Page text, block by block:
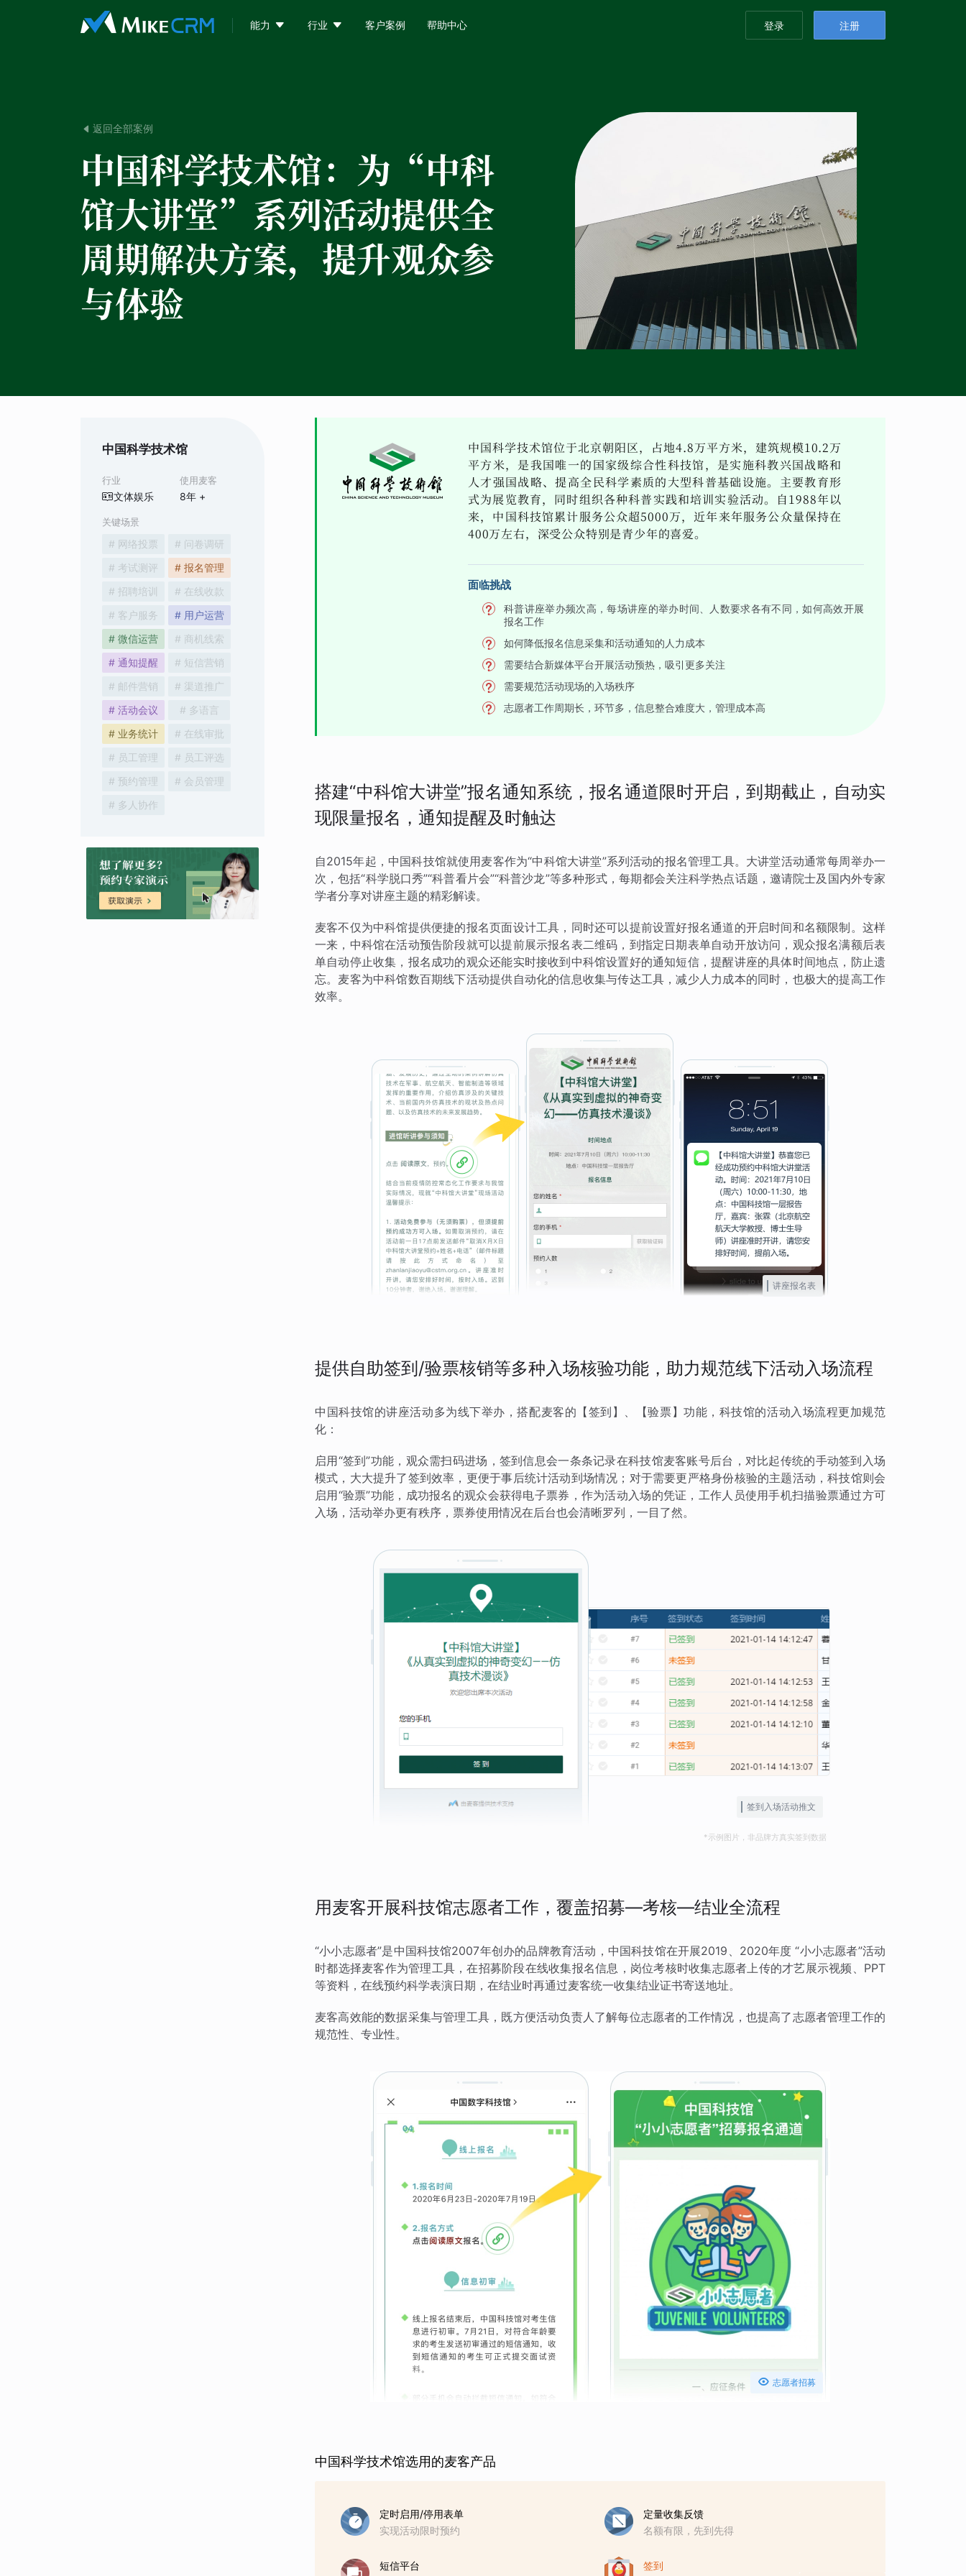
能力  行业  客户案例 帮助中心 登录 注册
 返回全部案例
中国科学技术馆： 为“中科
馆大讲堂”系列活动提供全
周期解决方案，提升观众参
与体验
中国科学技术馆
行业
文体娱乐
使用麦客
8年 +
关键场景
# 网络投票
# 问卷调研
# 考试测评
# 报名管理
# 招聘培训
# 在线收款
# 客户服务
# 用户运营
# 微信运营
# 商机线索
# 通知提醒
# 短信营销
# 邮件营销
# 渠道推广
# 活动会议
# 多语言
# 业务统计
# 在线审批
# 员工管理
# 员工评选
# 预约管理
# 会员管理
# 多人协作
中国科学技术馆位于北京朝阳区，占地4.8万平方米，建筑规模10.2万
平方米，是我国唯一的国家级综合性科技馆，是实施科教兴国战略和
人才强国战略、提高全民科学素质的大型科普基础设施。主要教育形
式为展览教育，同时组织各种科普实践和培训实验活动。自1988年以
来，中国科技馆累计服务公众超5000万，近年来年服务公众量保持在
400万左右，深受公众特别是青少年的喜爱。
面临挑战
科普讲座举办频次高，每场讲座的举办时间、人数要求各有不同，如何高效开展
报名工作
如何降低报名信息采集和活动通知的人力成本
需要结合新媒体平台开展活动预热，吸引更多关注
需要规范活动现场的入场秩序
志愿者工作周期长，环节多，信息整合难度大，管理成本高
搭建“中科馆大讲堂”报名通知系统，报名通道限时开启，到期截止，自动实
现限量报名，通知提醒及时触达
自2015年起，中国科技馆就使用麦客作为“中科馆大讲堂”系列活动的报名管理工具。大讲堂活动通常每周举办一
次，包括“科学脱口秀”“科普看片会”“科普沙龙”等多种形式，每期都会关注科学热点话题，邀请院士及国内外专家
学者分享对讲座主题的精彩解读。
麦客不仅为中科馆提供便捷的报名页面设计工具，同时还可以提前设置好报名通道的开启时间和名额限制。这样
一来，中科馆在活动预告阶段就可以提前展示报名表二维码，到指定日期表单自动开放访问，观众报名满额后表
单自动停止收集，报名成功的观众还能实时接收到中科馆设置好的通知短信，提醒讲座的具体时间地点，防止遗
忘。麦客为中科馆数百期线下活动提供自动化的信息收集与传达工具，减少人力成本的同时，也极大的提高工作
效率。
讲座报名表
提供自助签到/验票核销等多种入场核验功能，助力规范线下活动入场流程
中国科技馆的讲座活动多为线下举办，搭配麦客的【签到】、【验票】功能，科技馆的活动入场流程更加规范
化：
启用“签到”功能，观众需扫码进场，签到信息会一条条记录在科技馆麦客账号后台，对比起传统的手动签到入场
模式，大大提升了签到效率，更便于事后统计活动到场情况；对于需要更严格身份核验的主题活动，科技馆则会
启用“验票”功能，成功报名的观众会获得电子票券，作为活动入场的凭证，工作人员使用手机扫描验票通过方可
入场，活动举办更有秩序，票券使用情况在后台也会清晰罗列，一目了然。
签到入场活动推文
*示例图片，非品牌方真实签到数据
用麦客开展科技馆志愿者工作，覆盖招募—考核—结业全流程
“小小志愿者”是中国科技馆2007年创办的品牌教育活动，中国科技馆在开展2019、2020年度 “小小志愿者”活动
时都选择麦客作为管理工具，在招募阶段在线收集报名信息，岗位考核时收集志愿者上传的才艺展示视频、PPT
等资料，在线预约科学表演日期，在结业时再通过麦客统一收集结业证书寄送地址。
麦客高效能的数据采集与管理工具，既方便活动负责人了解每位志愿者的工作情况，也提高了志愿者管理工作的
规范性、专业性。
 志愿者招募
中国科学技术馆选用的麦客产品
定时启用/停用表单
实现活动限时预约
定量收集反馈
名额有限，先到先得
短信平台 签到